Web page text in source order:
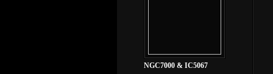
NGC7000 & IC5067